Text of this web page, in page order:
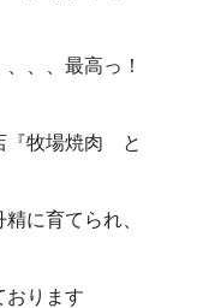
、、最高っ！
『牧場焼肉 と
に育てられ、
ります⠀